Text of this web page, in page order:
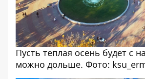
Пусть теплая осень будет с
можно дольше. Фото: